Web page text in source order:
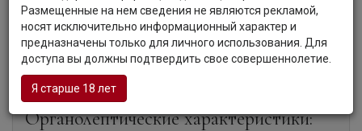
нержавеющей стали, что придает вину свежесть,
элегантность и изящество. Ежегодный объем
производства вина составляет 13000 бутылок.
Органолептические характеристики:
Размещенные на нем сведения не являются рекламой,
носят исключительно информационный характер и
предназначены только для личного использования. Для
доступа вы должны подтвердить свое совершеннолетие.
Я старше 18 лет